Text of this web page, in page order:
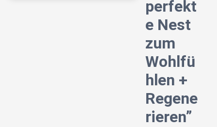
perfekt
e Nest
zum
Wohlfü
hlen +
Regene
rieren”